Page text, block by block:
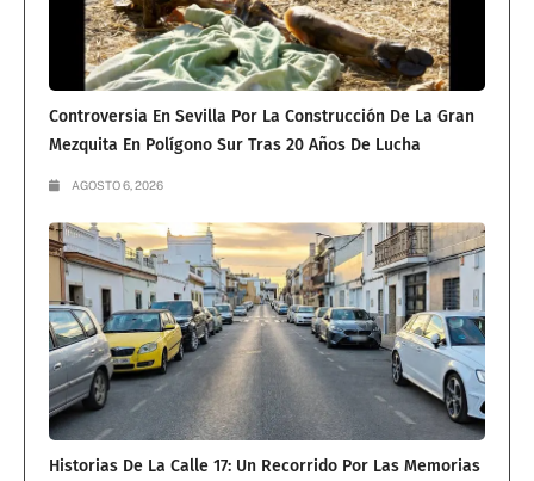
Controversia En Sevilla Por La Construcción De La Gran
Mezquita En Polígono Sur Tras 20 Años De Lucha
AGOSTO 6, 2026
Historias De La Calle 17: Un Recorrido Por Las Memorias